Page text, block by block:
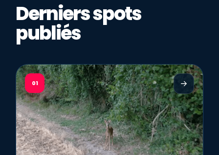
Derniers spots
publiés
01